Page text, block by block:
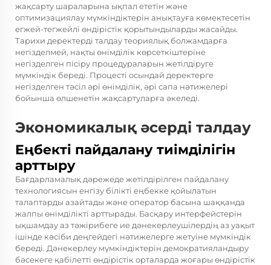
жақсарту шараларына ықпал ететін және
оптимизациялау мүмкіндіктерін анықтауға көмектесетін
егжей-тегжейлі өндірістік қорытындыларды жасайды.
Тарихи деректерді талдау теориялық болжамдарға
негізделмей, нақты өнімділік көрсеткіштеріне
негізделген пісіру процедураларын жетілдіруге
мүмкіндік береді. Процесті осындай деректерге
негізделген тәсіл әрі өнімділік, әрі сапа нәтижелері
бойынша өлшенетін жақсартуларға әкеледі.
Экономикалық әсерді талдау
Еңбекті пайдалану тиімділігін
арттыру
Бағдарламалық дәрежеде жетілдірілген пайдалану
технологиясын енгізу білікті еңбекке қойылатын
талаптарды азайтады және оператор басына шаққанда
жалпы өнімділікті арттырады. Басқару интерфейстерін
ықшамдау аз тәжірибеге ие дәнекерлеушілердің аз уақыт
ішінде кәсіби деңгейдегі нәтижелерге жетуіне мүмкіндік
береді. Дәнекерлеу мүмкіндіктерін демократияландыру
бәсекеге қабілетті өндірістік орталарда жоғары өндірістік